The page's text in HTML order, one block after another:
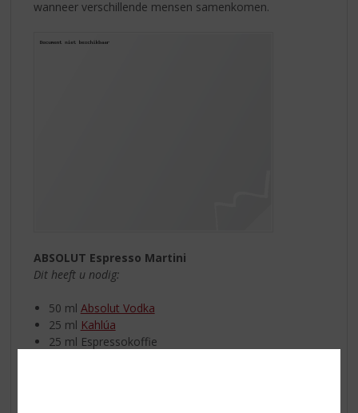
wanneer verschillende mensen samenkomen.
ABSOLUT Espresso Martini
Dit heeft u nodig:
50 ml Absolut Vodka
25 ml Kahlúa
25 ml Espressokoffie